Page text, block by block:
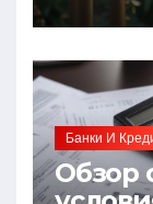
Банки И
Обзор